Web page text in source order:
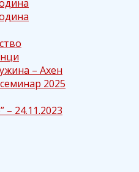
– Ахен
2025
– 24.11.2023